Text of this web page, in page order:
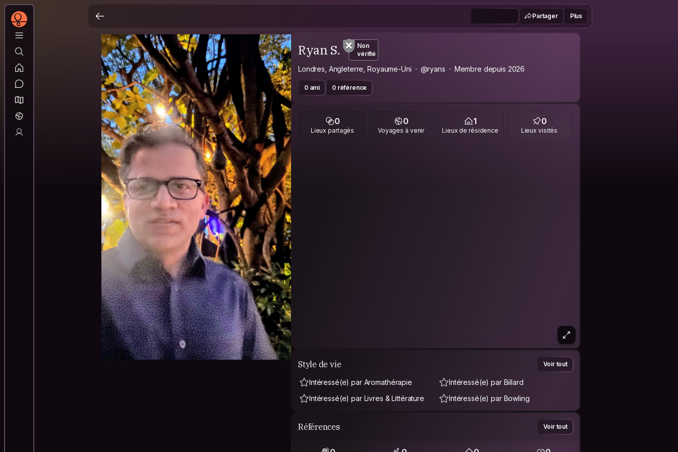
Partager Plus
Ryan S.
Non
vérifié
Londres, Angleterre, Royaume-Uni @ryans Membre depuis 2026
0 ami 0 référence
0
Lieux partagés
0
Voyages à venir
1
Lieux de résidence
0
Lieux visités
Style de vie Voir tout
Intéressé(e) par Aromathérapie
Intéressé(e) par Billard
Intéressé(e) par Livres & Littérature
Intéressé(e) par Bowling
Références Voir tout